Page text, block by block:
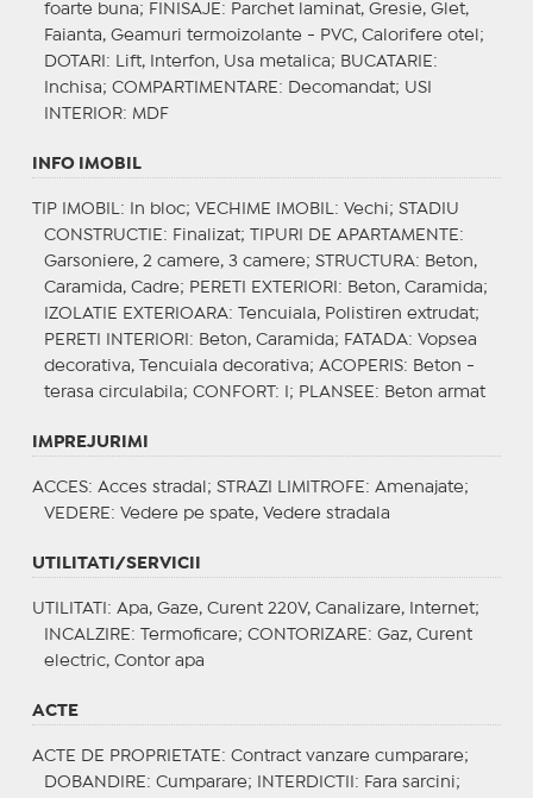
foarte buna; FINISAJE : Parchet laminat, Gresie, Glet,
Faianta, Geamuri termoizolante - PVC, Calorifere otel;
DOTARI : Lift, Interfon, Usa metalica; BUCATARIE :
Inchisa; COMPARTIMENTARE : Decomandat; USI
INTERIOR: MDF
INFO IMOBIL
TIP IMOBIL : In bloc; VECHIME IMOBIL : Vechi; STADIU
CONSTRUCTIE : Finalizat; TIPURI DE APARTAMENTE :
Garsoniere, 2 camere, 3 camere; STRUCTURA: Beton,
Caramida, Cadre; PERETI EXTERIORI : Beton, Caramida;
IZOLATIE EXTERIOARA: Tencuiala, Polistiren extrudat;
PERETI INTERIORI : Beton, Caramida; FATADA: Vopsea
decorativa, Tencuiala decorativa; ACOPERIS: Beton -
terasa circulabila; CONFORT : I; PLANSEE : Beton armat
IMPREJURIMI
ACCES: Acces stradal; STRAZI LIMITROFE : Amenajate;
VEDERE : Vedere pe spate, Vedere stradala
UTILITATI/SERVICII
UTILITATI : Apa, Gaze, Curent 220V, Canalizare, Internet;
INCALZIRE : Termoficare; CONTORIZARE : Gaz, Curent
electric, Contor apa
ACTE
ACTE DE PROPRIETATE : Contract vanzare cumparare;
DOBANDIRE : Cumparare; INTERDICTII : Fara sarcini;